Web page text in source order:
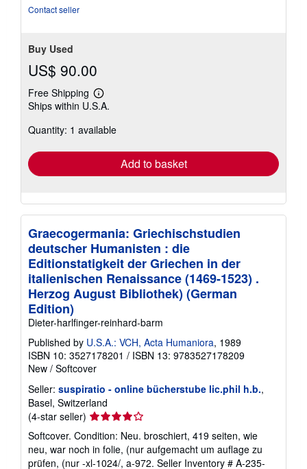
Contact seller
Buy Used
US$ 90.00
Free Shipping
Learn
more
shipping
Ships within U.S.A.
Quantity: 1 available
Add to basket
Graecogermania: Griechischstudien
deutscher Humanisten : die
Editionstatigkeit der Griechen in der
italienischen Renaissance (1469-1523) .
Herzog August Bibliothek) (German
Edition)
Dieter-harlfinger-reinhard-barm
Published by U.S.A.: VCH, Acta Humaniora, 1989
ISBN 10: 3527178201 / ISBN 13: 9783527178209
New / Softcover
Seller: suspiratio - online bücherstube lic.phil h.b.,
Basel, Switzerland
(4-star seller) Seller
rating
4
out
Softcover. Condition: Neu. broschiert, 419 seiten, wie
neu, war noch in folie, (nur aufgemacht um auflage zu
prüfen, (nur -xl-1024/, a-972. Seller Inventory # A-235-